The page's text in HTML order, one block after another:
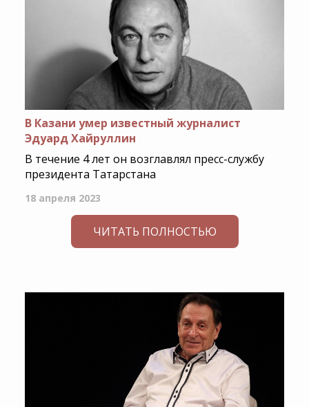
В Казани умер известный журналист
Эдуард Хайруллин
В течение 4 лет он возглавлял пресс-службу
президента Татарстана
18 апреля 2023
ЧИТАТЬ ПОЛНОСТЬЮ